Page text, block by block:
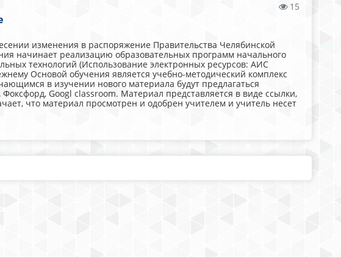
15
изменения в распоряжение Правительства Челябинской
начинает реализацию образовательных программ начального
технологий (Использование электронных ресурсов: АИС
Основой обучения является учебно-методический комплекс
в изучении нового материала будут предлагаться
Googl classroom. Материал представляется в виде ссылки,
что материал просмотрен и одобрен учителем и учитель несет